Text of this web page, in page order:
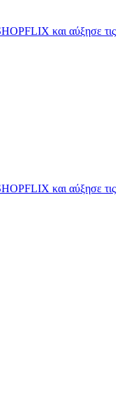
και αύξησε τις
και αύξησε τις